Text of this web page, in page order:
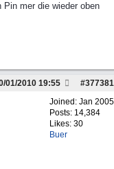
mer die wieder oben
#377381
01/2010 19:55
Joined: Jan 2005
Posts: 14,384
Likes: 30
Buer